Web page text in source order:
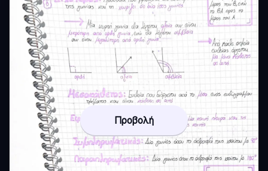
Προβολή